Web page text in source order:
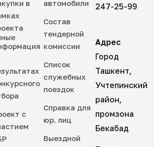
в
с
автомобили
Состав
тендерной
комиссии
Список
служебных
поездок
Справка для
юр. лиц
Выездной
247-25-99
Адрес
Город
Ташкент,
Учтепинский
район,
промзона
Бекабад